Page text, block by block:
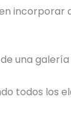
una
todos los